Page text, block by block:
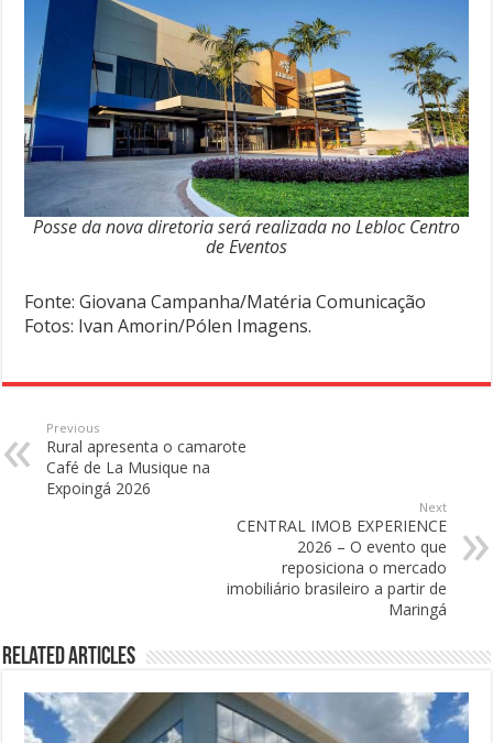
Posse da nova diretoria será realizada no Lebloc Centro
de Eventos
Fonte: Giovana Campanha/Matéria Comunicação
Fotos: Ivan Amorin/Pólen Imagens.
Previous
Rural apresenta o camarote
Café de La Musique na
Expoingá 2026
Next
CENTRAL IMOB EXPERIENCE
2026 – O evento que
reposiciona o mercado
imobiliário brasileiro a partir de
Maringá
Related Articles